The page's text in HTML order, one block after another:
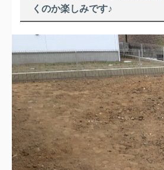
くのか楽しみです♪